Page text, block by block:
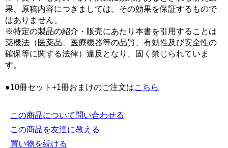
果、原稿内容につきましては、その効果を保証するもので
はありません。
※特定の製品の紹介・販売にあたり本書を引用することは
薬機法（医薬品、医療機器等の品質、有効性及び安全性の
確保等に関する法律）違反となり、固く禁じられていま
す。
●10冊セット+1冊おまけのご注文はこちら
この商品について問い合わせる
この商品を友達に教える
買い物を続ける